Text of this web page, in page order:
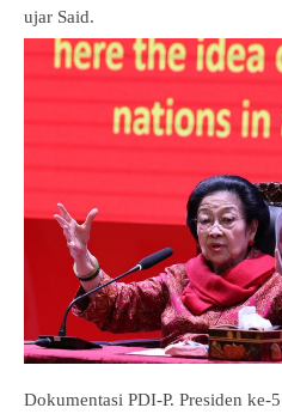
ujar Said.
Dokumentasi PDI-P. Presiden ke-